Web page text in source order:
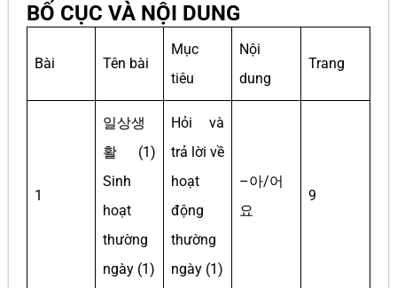
BỐ CỤC VÀ NỘI DUNG
Bài Tên bài
Mục
tiêu
Nội
dung
Trang
1
일상생
활 (1)
Sinh
hoạt
thường
ngày (1)
Hỏi và
trả lời về
hoạt
động
thường
ngày (1)
–아/어
요
9